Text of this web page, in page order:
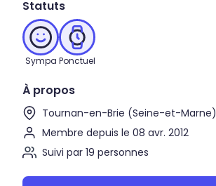
Statuts
Sympa Ponctuel
À propos
Tournan-en-Brie (Seine-et-Marne)
Membre depuis le 08 avr. 2012
Suivi par 19 personnes